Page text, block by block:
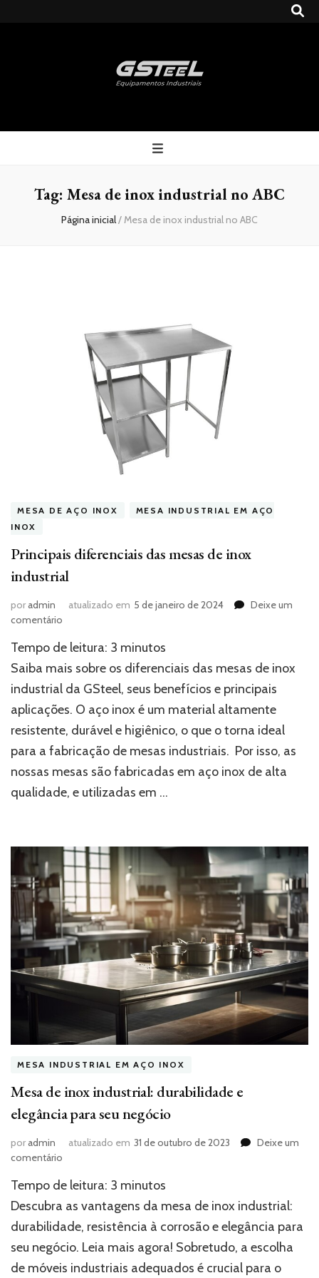
Gsteel
Tag: Mesa de inox industrial no ABC
Página inicial/Mesa de inox industrial no ABC
MESA DE AÇO INOX
MESA INDUSTRIAL EM AÇO
INOX
Principais diferenciais das mesas de inox
industrial
poradmin atualizado em 5 de janeiro de 2024
Deixe um
comentário
diferenciais
das
de
inox
industrial
Tempo de leitura: 3 minutos
Saiba mais sobre os diferenciais das mesas de inox
industrial da GSteel, seus benefícios e principais
aplicações. O aço inox é um material altamente
resistente, durável e higiênico, o que o torna ideal
para a fabricação de mesas industriais. Por isso, as
nossas mesas são fabricadas em aço inox de alta
qualidade, e utilizadas em …
MESA INDUSTRIAL EM AÇO INOX
Mesa de inox industrial: durabilidade e
elegância para seu negócio
poradmin atualizado em 31 de outubro de 2023
Deixe um
comentário
de
inox
durabilidade
e
elegância
Tempo de leitura: 3 minutos
Descubra as vantagens da mesa de inox industrial:
durabilidade, resistência à corrosão e elegância para
seu negócio. Leia mais agora! Sobretudo, a escolha
de móveis industriais adequados é crucial para o